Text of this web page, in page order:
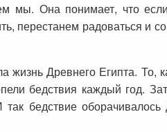
мы. Она понимает, что
перестанем радоваться и
Древнего Египта. То,
бедствия каждый год.
бедствие